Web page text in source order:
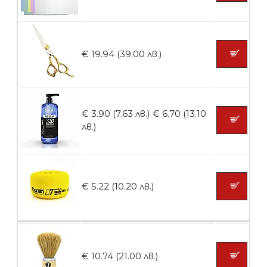
БЕЗПЛАТНО
Пила тип ренде
БЕЗПЛАТНО
Пила тип ренде 2в1
БЕЗПЛАТНО
€ 19.94 (39.00 лв.)
€ 3.90 (7.63 лв.) € 6.70 (13.10
лв.)
€ 5.22 (10.20 лв.)
€ 10.74 (21.00 лв.)